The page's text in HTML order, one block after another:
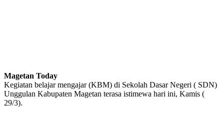
Magetan Today
Kegiatan belajar mengajar (KBM) di Sekolah Dasar Negeri ( SDN)
Unggulan Kabupaten Magetan terasa istimewa hari ini, Kamis (
29/3).